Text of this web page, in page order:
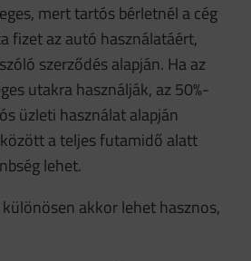
mert tartós bérletnél a cég
fizet az autó használatáért,
szerződés alapján. Ha az
utakra használják, az 50%-
üzleti használat alapján
a teljes futamidő alatt
lehet.
akkor lehet hasznos,